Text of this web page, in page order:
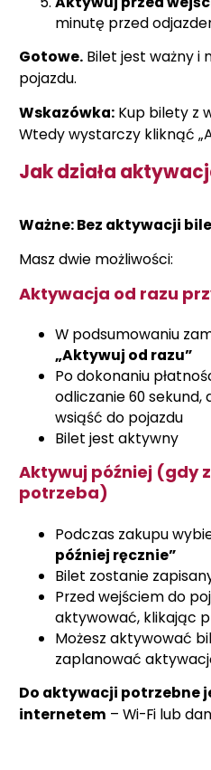
minutę przed
Gotowe. Bilet jest ważny i
pojazdu.
Wskazówka: Kup bilety z
Wtedy wystarczy kliknąć
Jak działa
Ważne: Bez aktywacji
Masz dwie możliwości:
Aktywacja od razu
W podsumowaniu
„Aktywuj od razu”
Po dokonaniu
odliczanie 60
wsiąść do pojazdu
Bilet jest aktywny
Aktywuj później (gdy
potrzeba)
Podczas zakupu
później ręcznie”
Bilet zostanie
Przed wejściem do
aktywować, klikając
Możesz aktywować
zaplanować
Do aktywacji potrzebne
internetem – Wi-Fi lub